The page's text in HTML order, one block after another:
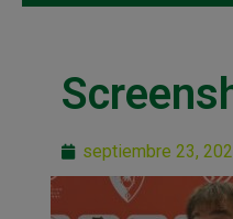
septiembre 23,